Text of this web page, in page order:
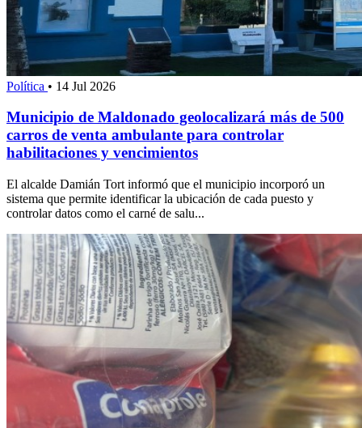
Política • 14 Jul 2026
Municipio de Maldonado geolocalizará más de 500
carros de venta ambulante para controlar
habilitaciones y vencimientos
El alcalde Damián Tort informó que el municipio incorporó un
sistema que permite identificar la ubicación de cada puesto y
controlar datos como el carné de salu...